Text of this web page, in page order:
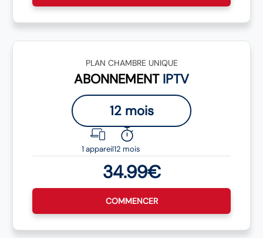
PLAN CHAMBRE UNIQUE
ABONNEMENT IPTV
12 mois
1 appareil12 mois
34.99€
COMMENCER